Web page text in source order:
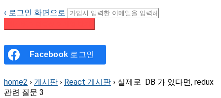
‹ 로그인 화면으로
Facebook 로그인
home2 › 게시판 › React 게시판 › 실제로 DB 가 있다면, redux
관련 질문 3